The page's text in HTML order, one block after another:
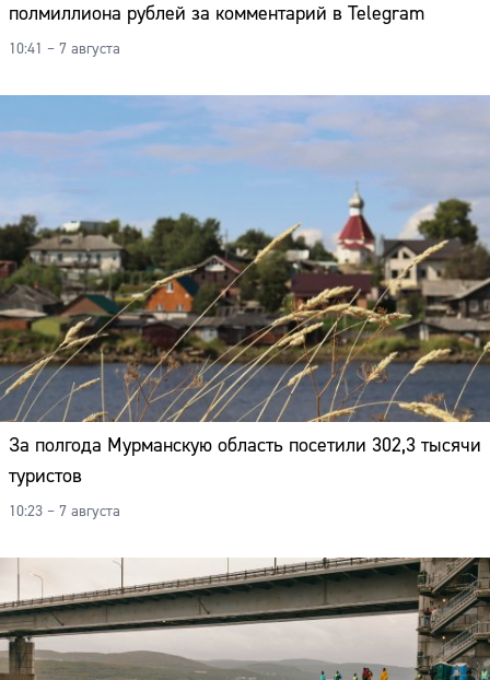
полмиллиона рублей за комментарий в Telegram
10:41 – 7 августа
За полгода Мурманскую область посетили 302,3 тысячи
туристов
10:23 – 7 августа